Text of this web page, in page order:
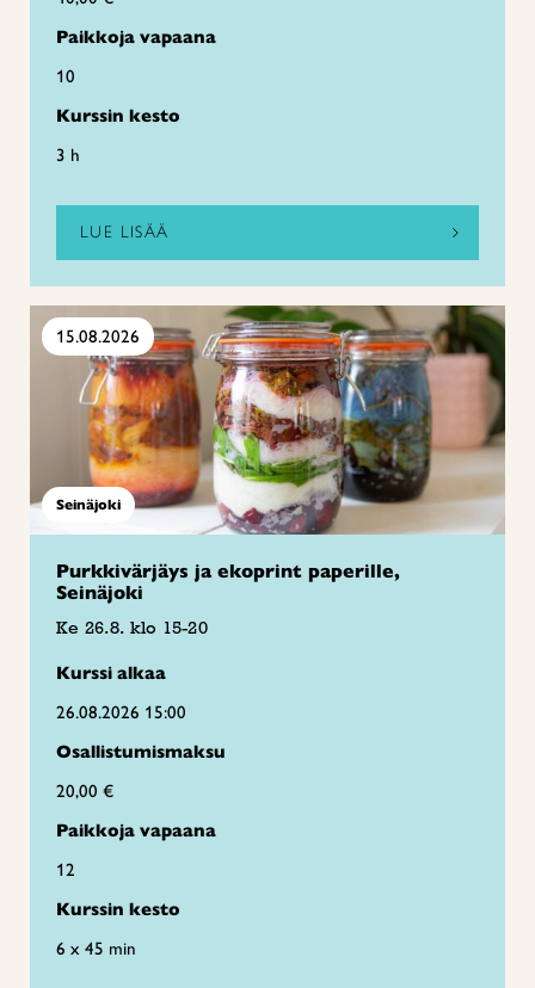
Paikkoja vapaana
10
Kurssin kesto
3 h
LUE LISÄÄ
15.08.2026
Seinäjoki
Purkkivärjäys ja ekoprint paperille,
Seinäjoki
Ke 26.8. klo 15-20
Kurssi alkaa
26.08.2026 15:00
Osallistumismaksu
20,00 €
Paikkoja vapaana
12
Kurssin kesto
6 x 45 min